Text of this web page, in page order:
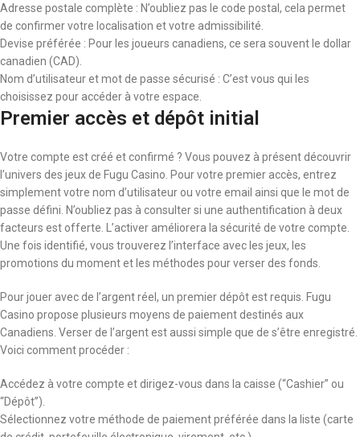
Adresse postale complète : N’oubliez pas le code postal, cela permet
de confirmer votre localisation et votre admissibilité.
Devise préférée : Pour les joueurs canadiens, ce sera souvent le dollar
canadien (CAD).
Nom d’utilisateur et mot de passe sécurisé : C’est vous qui les
choisissez pour accéder à votre espace.
Premier accès et dépôt initial
Votre compte est créé et confirmé ? Vous pouvez à présent découvrir
l’univers des jeux de Fugu Casino. Pour votre premier accès, entrez
simplement votre nom d’utilisateur ou votre email ainsi que le mot de
passe défini. N’oubliez pas à consulter si une authentification à deux
facteurs est offerte. L’activer améliorera la sécurité de votre compte.
Une fois identifié, vous trouverez l’interface avec les jeux, les
promotions du moment et les méthodes pour verser des fonds.
Pour jouer avec de l’argent réel, un premier dépôt est requis. Fugu
Casino propose plusieurs moyens de paiement destinés aux
Canadiens. Verser de l’argent est aussi simple que de s’être enregistré.
Voici comment procéder :
Accédez à votre compte et dirigez-vous dans la caisse (“Cashier” ou
“Dépôt”).
Sélectionnez votre méthode de paiement préférée dans la liste (carte